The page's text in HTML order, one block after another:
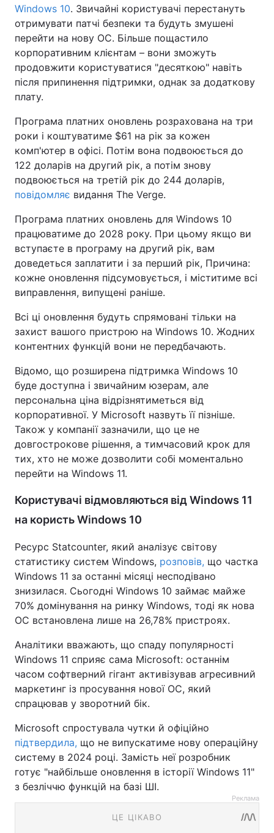
Windows 10. Звичайні користувачі перестануть
отримувати патчі безпеки та будуть змушені
перейти на нову ОС. Більше пощастило
корпоративним клієнтам – вони зможуть
продовжити користуватися "десяткою" навіть
після припинення підтримки, однак за додаткову
плату.
Програма платних оновлень розрахована на три
роки і коштуватиме $61 на рік за кожен
комп'ютер в офісі. Потім вона подвоюється до
122 доларів на другий рік, а потім знову
подвоюється на третій рік до 244 доларів,
повідомляє видання The Verge.
Програма платних оновлень для Windows 10
працюватиме до 2028 року. При цьому якщо ви
вступаєте в програму на другий рік, вам
доведеться заплатити і за перший рік, Причина:
кожне оновлення підсумовується, і міститиме всі
виправлення, випущені раніше.
Всі ці оновлення будуть спрямовані тільки на
захист вашого пристрою на Windows 10. Жодних
контентних функцій вони не передбачають.
Відомо, що розширена підтримка Windows 10
буде доступна і звичайним юзерам, але
персональна ціна відрізнятиметься від
корпоративної. У Microsoft назвуть її пізніше.
Також у компанії зазначили, що це не
довгострокове рішення, а тимчасовий крок для
тих, хто не може дозволити собі моментально
перейти на Windows 11.
Користувачі відмовляються від Windows 11
на користь Windows 10
Ресурс Statcounter, який аналізує світову
статистику систем Windows, розповів, що частка
Windows 11 за останні місяці несподівано
знизилася. Сьогодні Windows 10 займає майже
70% домінування на ринку Windows, тоді як нова
ОС встановлена лише на 26,78% пристроях.
Аналітики вважають, що спаду популярності
Windows 11 сприяє сама Microsoft: останнім
часом софтверний гігант активізував агресивний
маркетинг із просування нової ОС, який
спрацював у зворотний бік.
Microsoft спростувала чутки й офіційно
підтвердила, що не випускатиме нову операційну
систему в 2024 році. Замість неї розробник
готує "найбільше оновлення в історії Windows 11"
з безліччю функцій на базі ШІ.
Реклама